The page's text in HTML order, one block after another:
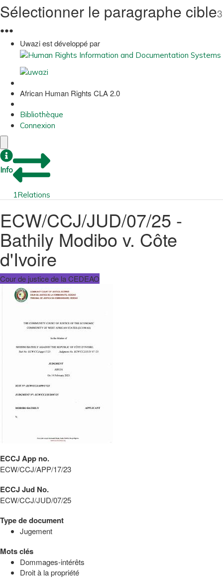
Sélectionner le paragraphe cible3
●●●
Uwazi est développé par
African Human Rights CLA 2.0
Bibliothèque
Connexion
Info
1Relations
ECW/CCJ/JUD/07/25 -
Bathily Modibo v. Côte
d'Ivoire
Cour de justice de la CEDEAO
ECCJ App no.
ECW/CCJ/APP/17/23
ECCJ Jud No.
ECW/CCJ/JUD/07/25
Type de document
Jugement
Mots clés
Dommages-intérêts
Droit à la propriété